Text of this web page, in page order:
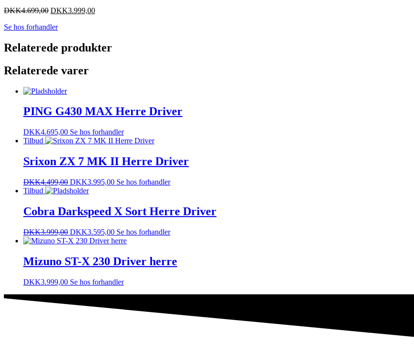
DKK4.699,00 DKK3.999,00
Se hos forhandler
Relaterede produkter
Relaterede varer
PING G430 MAX Herre Driver
DKK4.695,00 Se hos forhandler
Tilbud
Srixon ZX 7 MK II Herre Driver
DKK4.499,00 DKK3.995,00 Se hos forhandler
Tilbud
Cobra Darkspeed X Sort Herre Driver
DKK3.999,00 DKK3.595,00 Se hos forhandler
Mizuno ST-X 230 Driver herre
DKK3.999,00 Se hos forhandler